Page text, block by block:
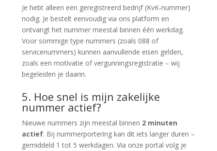
Je hebt alleen een geregistreerd bedrijf (KvK-nummer)
nodig. Je bestelt eenvoudig via ons platform en
ontvangt het nummer meestal binnen één werkdag.
Voor sommige type nummers (zoals 088 of
servicenummers) kunnen aanvullende eisen gelden,
zoals een motivatie of vergunningsregistratie – wij
begeleiden je daarin.
5. Hoe snel is mijn zakelijke
nummer actief?
Nieuwe nummers zijn meestal binnen 2 minuten
actief. Bij nummerportering kan dit iets langer duren –
gemiddeld 1 tot 5 werkdagen. Via onze portal volg je